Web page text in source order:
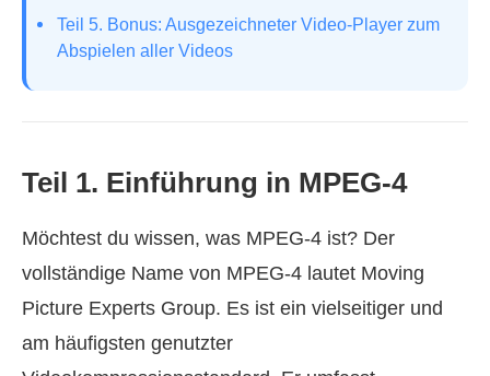
Teil 5. Bonus: Ausgezeichneter Video-Player zum
Abspielen aller Videos
Teil 1. Einführung in MPEG-4
Möchtest du wissen, was MPEG-4 ist? Der
vollständige Name von MPEG-4 lautet Moving
Picture Experts Group. Es ist ein vielseitiger und
am häufigsten genutzter